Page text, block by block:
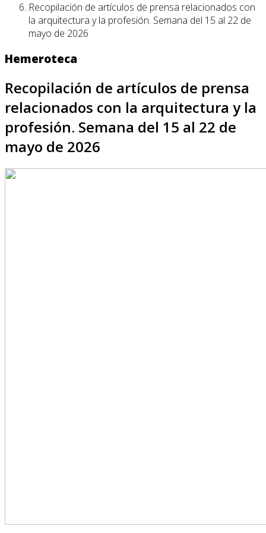
Recopilación de artículos de prensa relacionados con
la arquitectura y la profesión. Semana del 15 al 22 de
mayo de 2026
Hemeroteca
Recopilación de artículos de prensa
relacionados con la arquitectura y la
profesión. Semana del 15 al 22 de
mayo de 2026